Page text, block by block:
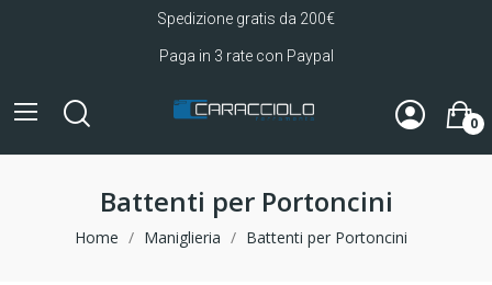
Spedizione gratis da 200€
Paga in 3 rate con Paypal
0
Battenti per Portoncini
Home Maniglieria Battenti per Portoncini